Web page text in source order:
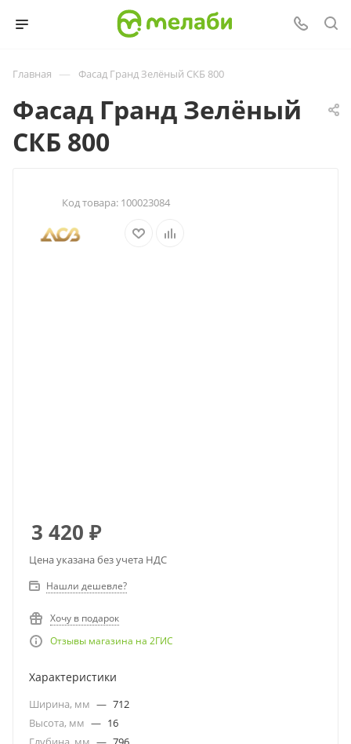
Главная — Фасад Гранд Зелёный СКБ 800
Фасад Гранд Зелёный
СКБ 800
Код товара: 100023084
3 420 ₽
Цена указана без учета НДС
Нашли дешевле?
Хочу в подарок
Отзывы магазина на 2ГИС
Характеристики
Ширина, мм — 712
Высота, мм — 16